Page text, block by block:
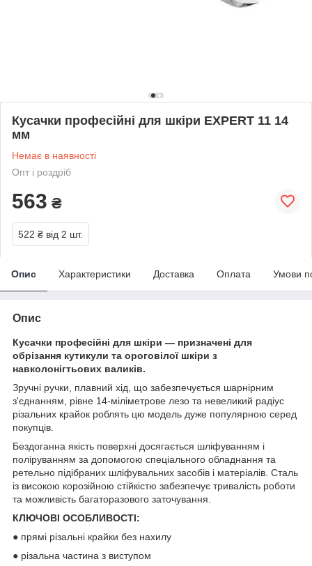
Кусачки професійні для шкіри EXPERT 11 14
мм
Немає в наявності
Опт і роздріб
563 ₴
522 ₴ від 2 шт.
Опис Характеристики Доставка Оплата Умови
Опис
Кусачки професійні для шкіри — призначені для
обрізання кутикули та ороговілої шкіри з
навколонігтьових валиків.
Зручні ручки, плавний хід, що забезпечується шарнірним
з'єднанням, рівне 14-міліметрове лезо та невеликий радіус
різальних крайок роблять цю модель дуже популярною серед
покупців.
Бездоганна якість поверхні досягається шліфуванням і
поліруванням за допомогою спеціального обладнання та
ретельно підібраних шліфувальних засобів і матеріалів. Сталь
із високою корозійною стійкістю забезпечує тривалість роботи
та можливість багаторазового заточування.
КЛЮЧОВІ ОСОБЛИВОСТІ:
● прямі різальні крайки без нахилу
● різальна частина з виступом